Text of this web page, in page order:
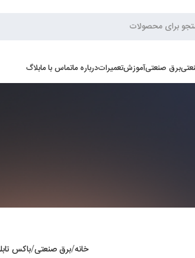
برق صنعتیآموزشتعمیراتدرباره ماتماس با مابلاگ
خانه برق صنعتی باکس